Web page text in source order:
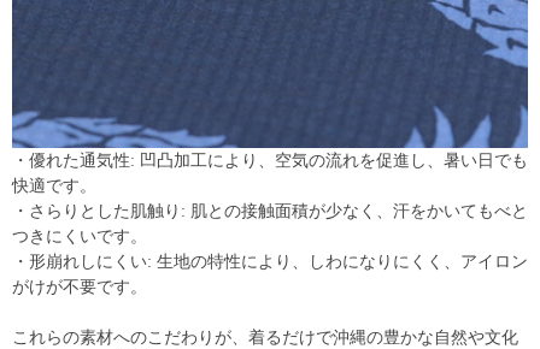
・優れた通気性: 凹凸加工により、空気の流れを促進し、暑い日でも
快適です。
・さらりとした肌触り: 肌との接触面積が少なく、汗をかいてもべと
つきにくいです。
・形崩れしにくい: 生地の特性により、しわになりにくく、アイロン
がけが不要です。
これらの素材へのこだわりが、着るだけで沖縄の豊かな自然や文化